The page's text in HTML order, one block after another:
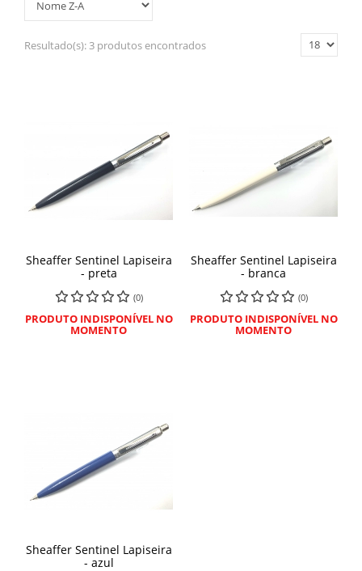
Resultado(s):3 produtos encontrados
Sheaffer Sentinel Lapiseira
- preta
(0)
PRODUTO INDISPONÍVEL NO
MOMENTO
Sheaffer Sentinel Lapiseira
- branca
(0)
PRODUTO INDISPONÍVEL NO
MOMENTO
Sheaffer Sentinel Lapiseira
- azul